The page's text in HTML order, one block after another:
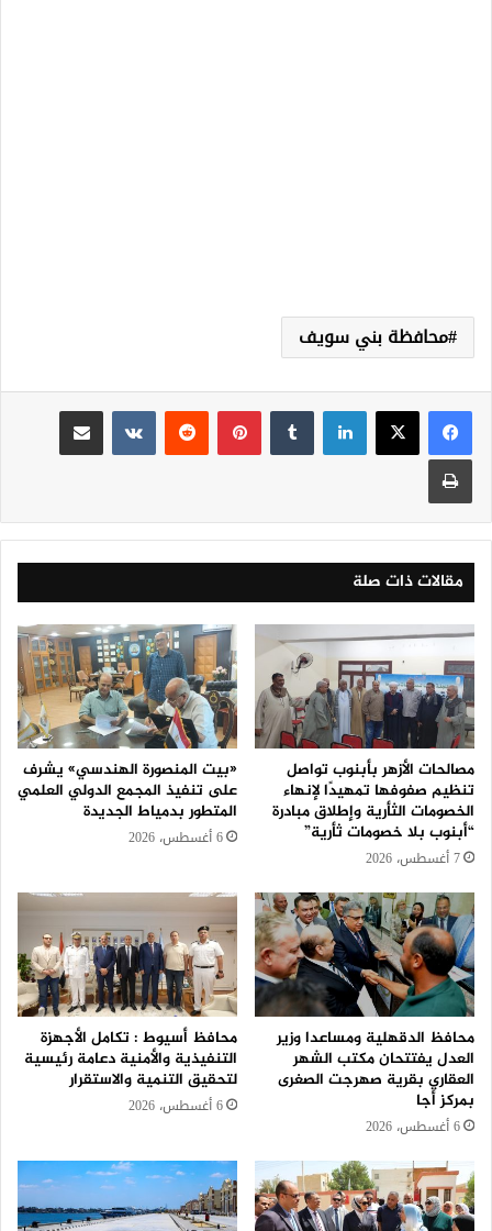
محافظة بني سويف
لينكدإن بينتيريست
مقالات ذات صلة
مصالحات الأزهر بأبنوب تواصل
تنظيم صفوفها تمهيدًا لإنهاء
الخصومات الثأرية وإطلاق مبادرة
“أبنوب بلا خصومات ثأرية”
7 أغسطس، 2026
«بيت المنصورة الهندسي» يشرف
على تنفيذ المجمع الدولي العلمي
المتطور بدمياط الجديدة
6 أغسطس، 2026
محافظ الدقهلية ومساعدا وزير
العدل يفتتحان مكتب الشهر
العقاري بقرية صهرجت الصغرى
بمركز أجا
6 أغسطس، 2026
محافظ أسيوط : تكامل الأجهزة
التنفيذية والأمنية دعامة رئيسية
لتحقيق التنمية والاستقرار
6 أغسطس، 2026